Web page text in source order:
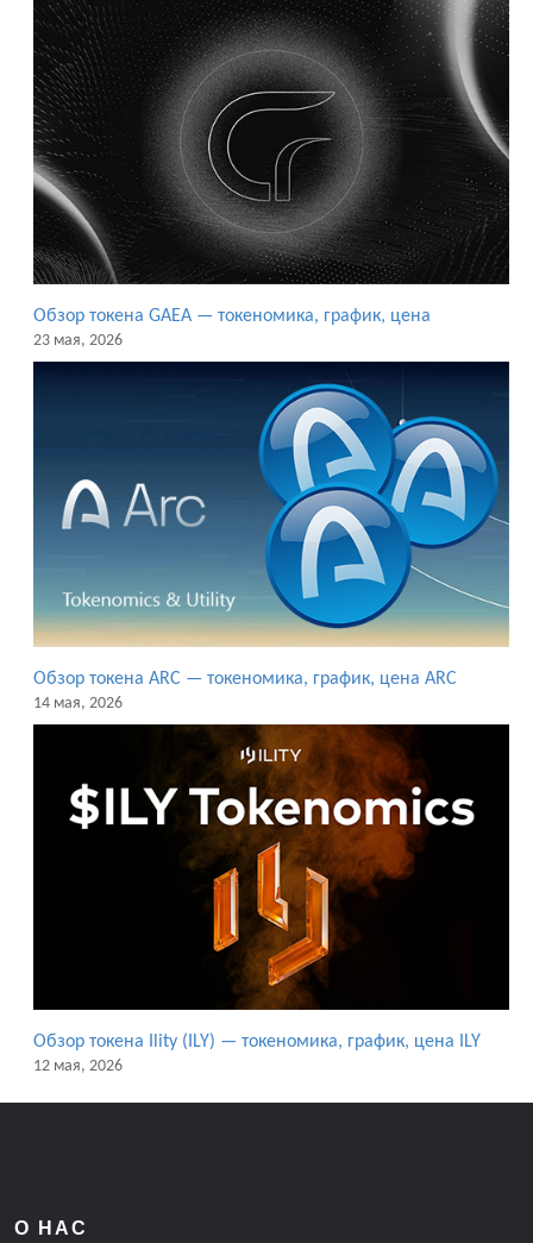
Обзор токена GAEA — токеномика, график, цена
23 мая, 2026
Обзор токена ARC — токеномика, график, цена ARC
14 мая, 2026
Обзор токена Ility (ILY) — токеномика, график, цена ILY
12 мая, 2026
О НАС